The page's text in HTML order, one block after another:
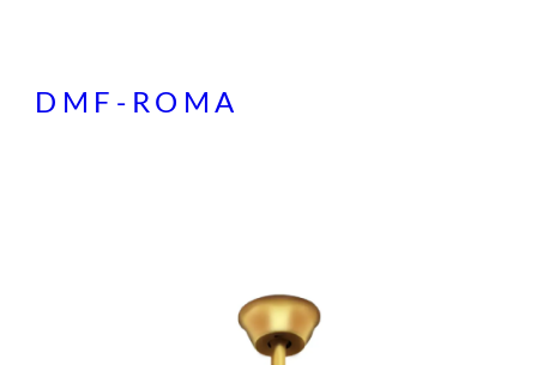
DMF-ROMA